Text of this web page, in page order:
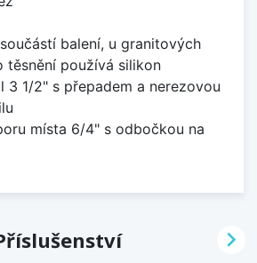
balení, u granitových
těsnění používá silikon
3 1/2" s přepadem a nerezovou
místa 6/4" s odbočkou na
